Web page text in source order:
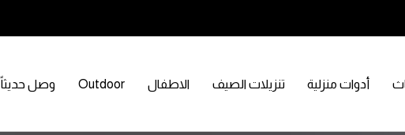
أدوات منزلية تنزيلات الصيف الاطفال Outdoor وصل حديثاً